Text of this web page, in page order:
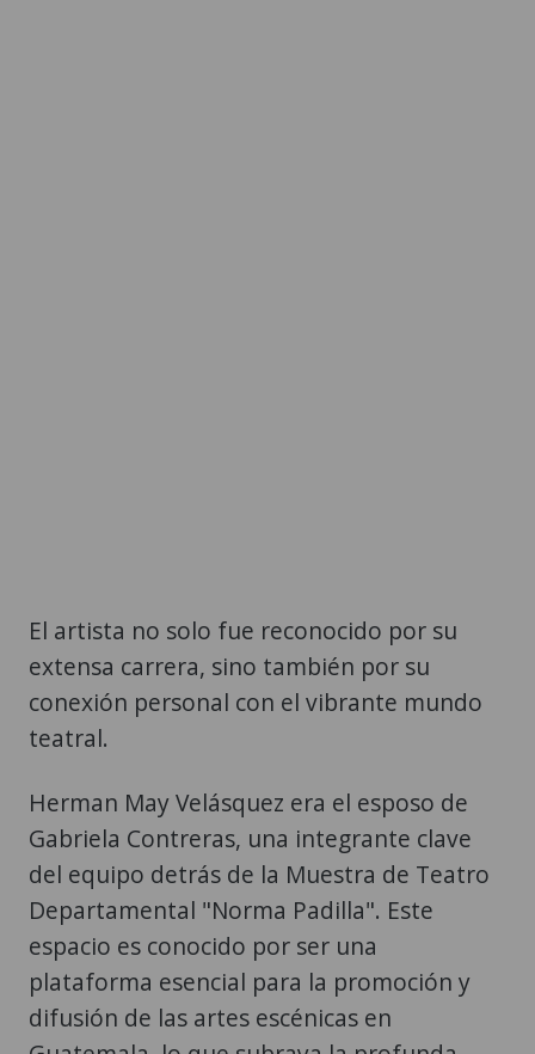
El artista no solo fue reconocido por su
extensa carrera, sino también por su
conexión personal con el vibrante mundo
teatral.
Herman May Velásquez era el esposo de
Gabriela Contreras, una integrante clave
del equipo detrás de la Muestra de Teatro
Departamental "Norma Padilla". Este
espacio es conocido por ser una
plataforma esencial para la promoción y
difusión de las artes escénicas en